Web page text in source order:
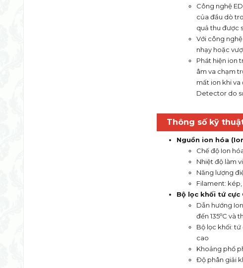
Công nghệ
của đầu dò
quả thu được
Với công
nhạy hoặc
Phát hiện ion
âm va chạm
mất ion khi
Detector do
Thông số kỹ
Nguồn ion hóa
Chế độ Ion
Nhiệt độ làm
Năng lượng
Filament:
Bộ lọc khối tứ
Dẫn hướng
đến 135oC và
Bộ lọc khối:
cao
Khoảng phổ
Độ phân giải